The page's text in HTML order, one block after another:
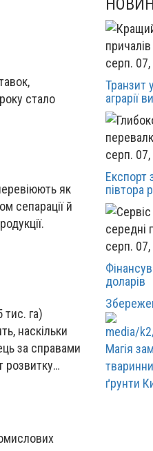
стало
як
сепарації й
га)
наскільки
за справами
розвитку…
серп.
Транзит
аграрії
серп.
Експорт
півтора
серп.
доларів
Магія
ґрунти